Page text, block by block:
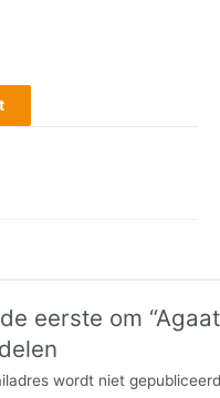
eerste om
wordt niet